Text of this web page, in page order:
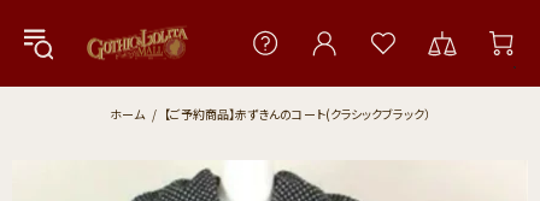
ホーム 【ご予約商品】赤ずきんのコート(クラシックブラック）